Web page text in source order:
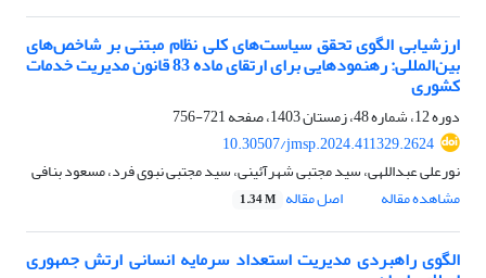
ارزشیابی الگوی تحقق سیاست‌های کلی نظام مبتنی بر شاخص‌های
بین‌المللی: رهنمودهایی برای ارتقای ماده 83 قانون مدیریت خدمات
کشوری
دوره 12، شماره 48، زمستان 1403، صفحه
721-756
10.30507/jmsp.2024.411329.2624
نورعلی عبداللهی، سید مجتبی شهرآئینی، سید مجتبی نبوی فرد، مسعود بنافی
مشاهده مقاله
اصل مقاله 1.34 M
الگوی راهبردی مدیریت استعداد سرمایه انسانی ارتش جمهوری